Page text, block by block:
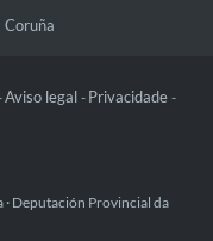
Coruña
Aviso legal - Privacidade -
Deputación Provincial da